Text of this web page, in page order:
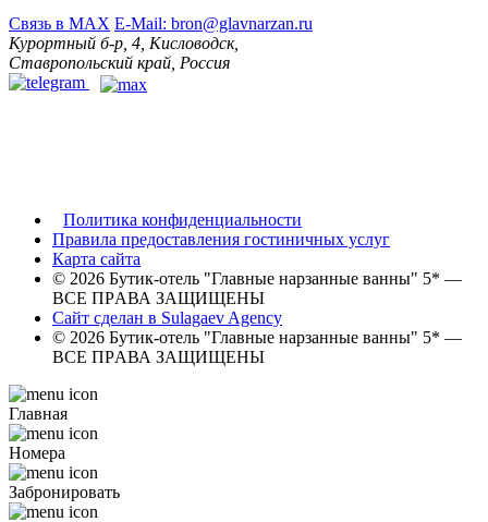
Связь в MAX E-Mail: bron@glavnarzan.ru
Курортный б-р, 4, Кисловодск,
Ставропольский край, Россия
Политика конфиденциальности
Правила предоставления гостиничных услуг
Карта сайта
© 2026 Бутик-отель "Главные нарзанные ванны" 5* —
ВСЕ ПPАВА ЗАЩИЩЕНЫ
Сайт сделан в Sulagaev Agency
© 2026 Бутик-отель "Главные нарзанные ванны" 5* —
ВСЕ ПPАВА ЗАЩИЩЕНЫ
Главная
Номера
Забронировать